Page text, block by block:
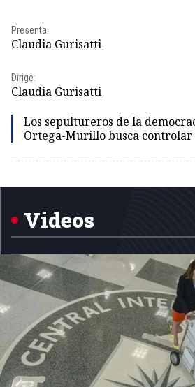
Presenta:
Claudia Gurisatti
Dirige:
Claudia Gurisatti
Los sepultureros de la
Ortega-Murillo busca controlar
1
Videos